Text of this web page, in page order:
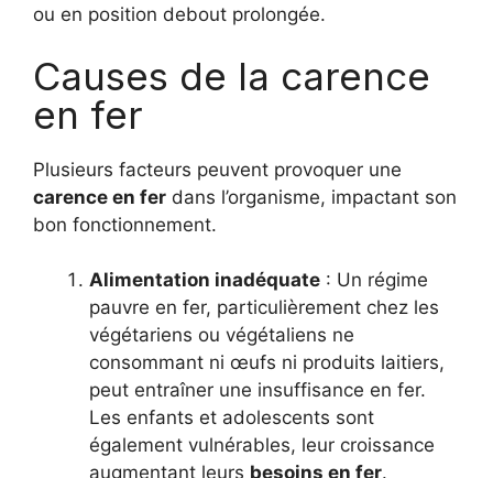
ou en position debout prolongée.
Causes de la carence
en fer
Plusieurs facteurs peuvent provoquer une
carence en fer dans l’organisme, impactant son
bon fonctionnement.
Alimentation inadéquate : Un régime
pauvre en fer, particulièrement chez les
végétariens ou végétaliens ne
consommant ni œufs ni produits laitiers,
peut entraîner une insuffisance en fer.
Les enfants et adolescents sont
également vulnérables, leur croissance
augmentant leurs besoins en fer.